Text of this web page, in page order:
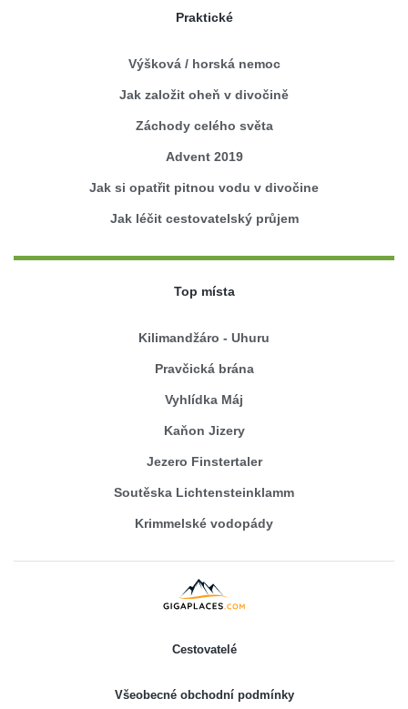
Praktické
Výšková / horská nemoc
Jak založit oheň v divočině
Záchody celého světa
Advent 2019
Jak si opatřit pitnou vodu v divočine
Jak léčit cestovatelský průjem
Top místa
Kilimandžáro - Uhuru
Pravčická brána
Vyhlídka Máj
Kaňon Jizery
Jezero Finstertaler
Soutěska Lichtensteinklamm
Krimmelské vodopády
Cestovatelé
Všeobecné obchodní podmínky